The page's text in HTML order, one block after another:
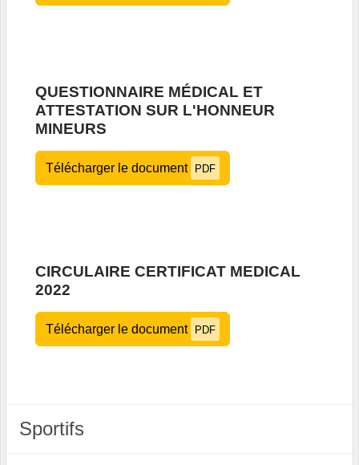
QUESTIONNAIRE MÉDICAL ET
ATTESTATION SUR L'HONNEUR
MINEURS
Télécharger le document PDF
CIRCULAIRE CERTIFICAT MEDICAL
2022
Télécharger le document PDF
Sportifs